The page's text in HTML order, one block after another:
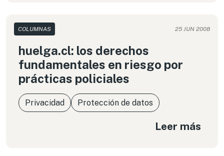
COLUMNAS 25 JUN 2008
huelga.cl: los derechos
fundamentales en riesgo por
prácticas policiales
Privacidad Protección de datos
Leer más